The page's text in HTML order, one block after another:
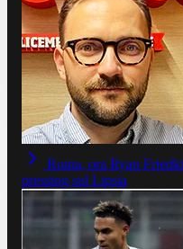
Roma, ora Ryan
pressing sul Lipsia